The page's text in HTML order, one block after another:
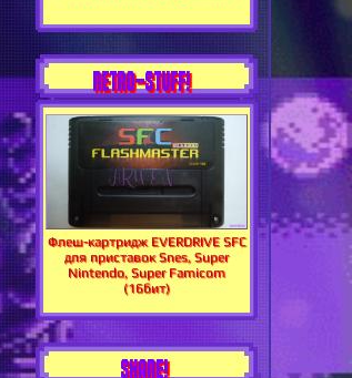
RETRO-STUFF!
Флеш-картридж EVERDRIVE SFC
для приставок Snes, Super
Nintendo, Super Famicom
(16бит)
SHARE!